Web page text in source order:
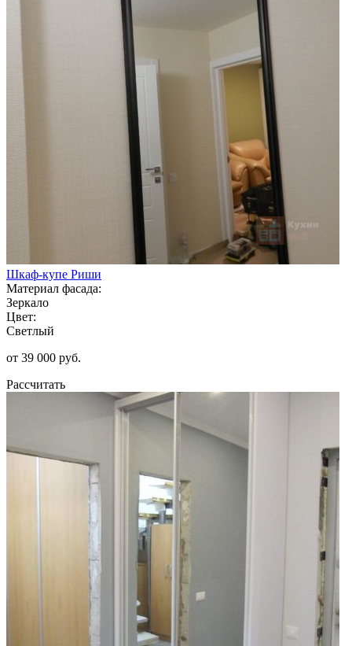
Шкаф-купе Риши
Материал фасада:
Зеркало
Цвет:
Светлый
от 39 000 руб.
Рассчитать